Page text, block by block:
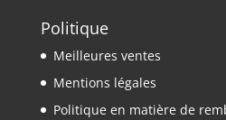
Politique
Meilleures ventes
Mentions légales
Politique en matière de